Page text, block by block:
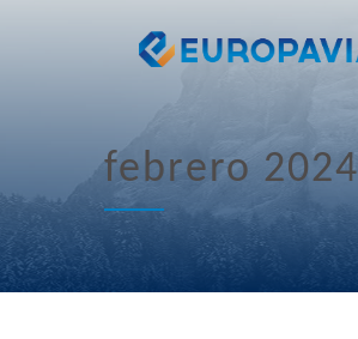
febrero 2024